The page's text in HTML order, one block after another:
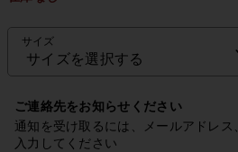
サイズ
ご連絡先をお知らせください
通知を受け取るには、メールアドレ
入力してください